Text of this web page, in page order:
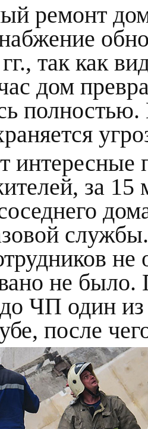
ремонт
так как
дом
интересные
за
не
не
ЧП один
после